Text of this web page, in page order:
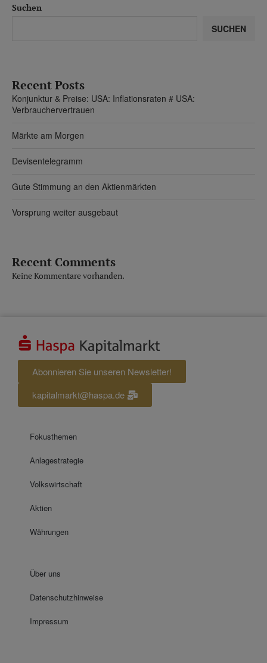
Suchen
SUCHEN
Recent Posts
Konjunktur & Preise: USA: Inflationsraten # USA:
Verbrauchervertrauen
Märkte am Morgen
Devisentelegramm
Gute Stimmung an den Aktienmärkten
Vorsprung weiter ausgebaut
Recent Comments
Keine Kommentare vorhanden.
Abonnieren Sie unseren Newsletter!
kapitalmarkt@haspa.de
Fokusthemen
Anlagestrategie
Volkswirtschaft
Aktien
Währungen
Über uns
Datenschutzhinweise
Impressum